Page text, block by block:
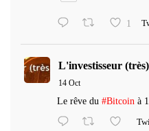
1
L'investisseur
14 Oct
Le rêve du #Bitcoin à